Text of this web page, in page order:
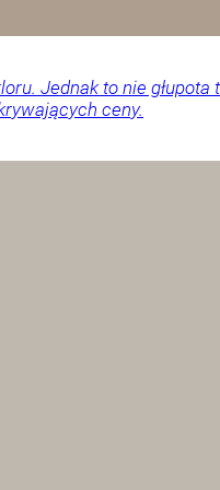
Jednak to nie
ceny.